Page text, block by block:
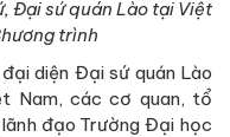
Đại sứ quán Lào tại Việt
trình
diện Đại sứ quán Lào
Nam, các cơ quan, tổ
đạo Trường Đại học